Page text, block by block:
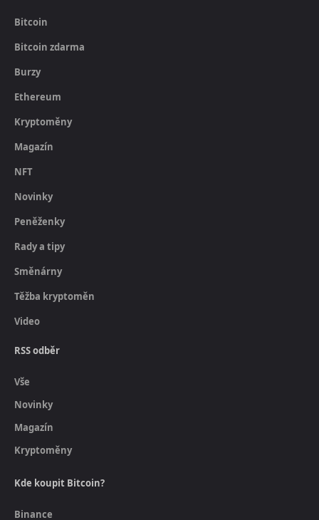
Bitcoin
Bitcoin zdarma
Burzy
Ethereum
Kryptoměny
Magazín
NFT
Novinky
Peněženky
Rady a tipy
Směnárny
Těžba kryptoměn
Video
RSS odběr
Vše
Novinky
Magazín
Kryptoměny
Kde koupit Bitcoin?
Binance